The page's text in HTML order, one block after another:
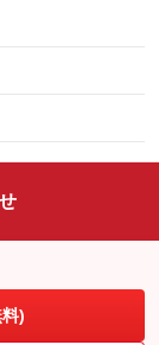
)